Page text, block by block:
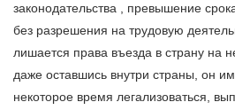
законодательства , превышение
без разрешения на трудовую
лишается права въезда в страну на
даже оставшись внутри страны, он
некоторое время легализоваться,